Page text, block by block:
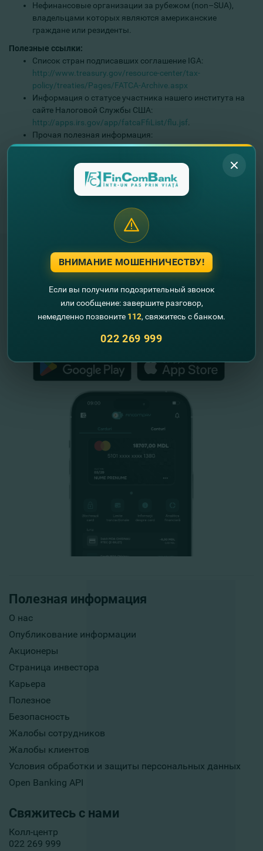
Нефинансовые организации за рубежом (non–SUA),
владельцами которых являются американские
граждане или резиденты.
Полезные ссылки:
Список стран подписавших соглашение IGA:
http://www.treasury.gov/resource-center/tax-
policy/treaties/Pages/FATCA-Archive.aspx
Информация о статусе участника нашего института на
сайте Налоговой Службы США:
http://apps.irs.gov/app/fatcaFfiList/flu.jsf
Прочая полезная информация:
http://www.irs.gov/Businesses/Corporations/Foreign-
Примечание: Для большинства клиентов банка, FATCA не
имеет существенных последствий и к ним не будут
по-прежнему рад приветствовать и обслуживать клиентов,
Полезная информация
О нас
Опубликование информации
Акционеры
Страница инвестора
Карьера
Полезное
Безопасность
Жалобы сотрудников
Жалобы клиентов
Условия обработки и защиты персональных данных
Open Banking API
Свяжитесь с нами
Колл-центр
022 269 999
Схемы гарантирования депозитов
Республики Молдова
FinComPay Mobile
ВНИМАНИЕ МОШЕННИЧЕСТВУ!
Если вы получили подозрительный звонок
или сообщение: завершите разговор,
немедленно позвоните 112, свяжитесь с банком.
022 269 999